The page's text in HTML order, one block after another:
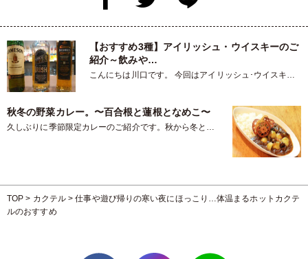
【おすすめ3種】アイリッシュ・ウイスキーのご
紹介～飲みや…
こんにちは川口です。 今回はアイリッシュ･ウイスキー
秋冬の野菜カレー。〜百合根と蓮根となめこ〜
久しぶりに季節限定カレーのご紹介です。秋から冬とい
TOP > カクテル >仕事や遊び帰りの寒い夜にほっこり…体温まるホットカクテ
ルのおすすめ